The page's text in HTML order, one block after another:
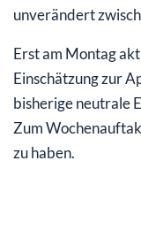
unverändert
Erst am Montag
Einschätzung zur
bisherige neutrale
Zum
zu haben.